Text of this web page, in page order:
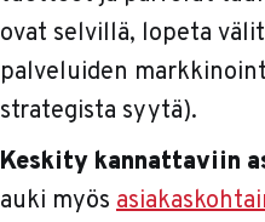
ovat selvillä, lopeta
palveluiden
strategista syytä).
Keskity kannattaviin
auki myös